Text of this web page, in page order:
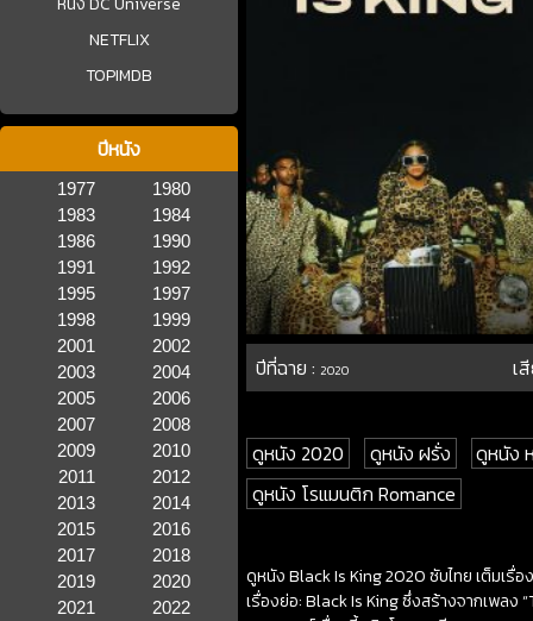
NETFLIX
TOPIMDB
ปีหนัง
1977
1980
1983
1984
1986
1990
1991
1992
1995
1997
1998
1999
2001
2002
2003
2004
2005
2006
2007
2008
2009
2010
2011
2012
2013
2014
2015
2016
2017
2018
2019
2020
2021
2022
ปีที่ฉาย :2020 เ
ดูหนัง 2020 ดูหนัง ฝรั่ง
ดูหนัง
ดูหนัง โรแมนติก Romance
ดูหนัง Black Is King 2020 ซับไทย เต็มเรื่อ
เรื่องย่อ: Black Is King ซึ่งสร้างจากเพลง